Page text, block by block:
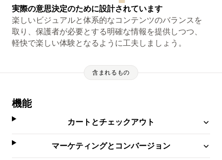
実際の意思決定のために設計されています
楽しいビジュアルと体系的なコンテンツのバランスを
取り、保護者が必要とする明確な情報を提供しつつ、
軽快で楽しい体験となるように工夫しましょう。
含まれるもの
機能
カートとチェックアウト
マーケティングとコンバージョン